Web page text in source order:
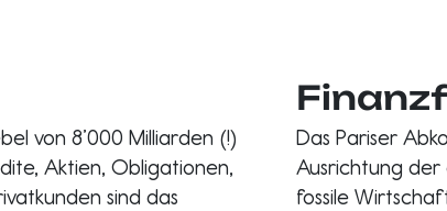
von 8’000 Milliarden (!)
Aktien, Obligationen,
sind das
Das Pariser
Ausrichtung
fossile